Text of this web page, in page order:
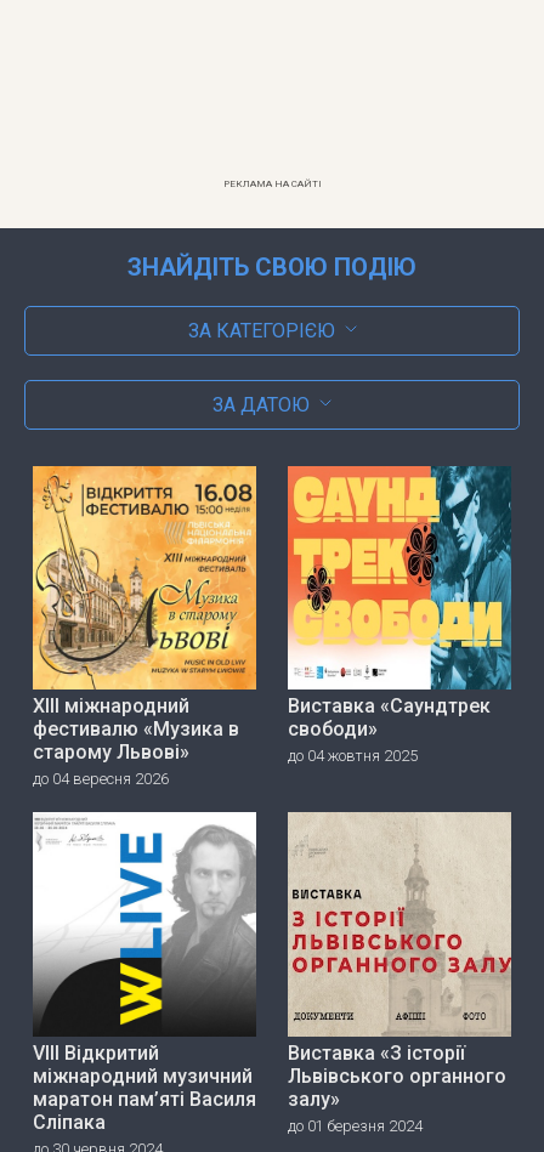
РЕКЛАМА НА САЙТІ
ЗНАЙДІТЬ СВОЮ ПОДІЮ
ЗА КАТЕГОРІЄЮ
ЗА ДАТОЮ
ХІІІ міжнародний
фестивалю «Музика в
старому Львові»
до 04 вересня 2026
Виставка «Саундтрек
свободи»
до 04 жовтня 2025
VIII Відкритий
міжнародний музичний
маратон пам’яті Василя
Сліпака
Виставка «З історії
Львівського органного
залу»
до 01 березня 2024